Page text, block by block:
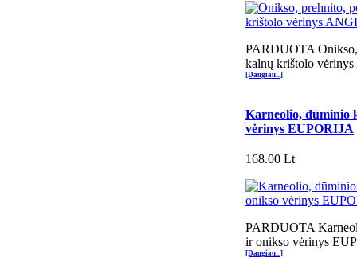
PARDUOTA
kalnų krištolo
[Daugiau...]
Karneolio, dūminio
vėrinys EUPORIJA
168.00 Lt
PARDUOTA
ir onikso vėrinys
[Daugiau...]